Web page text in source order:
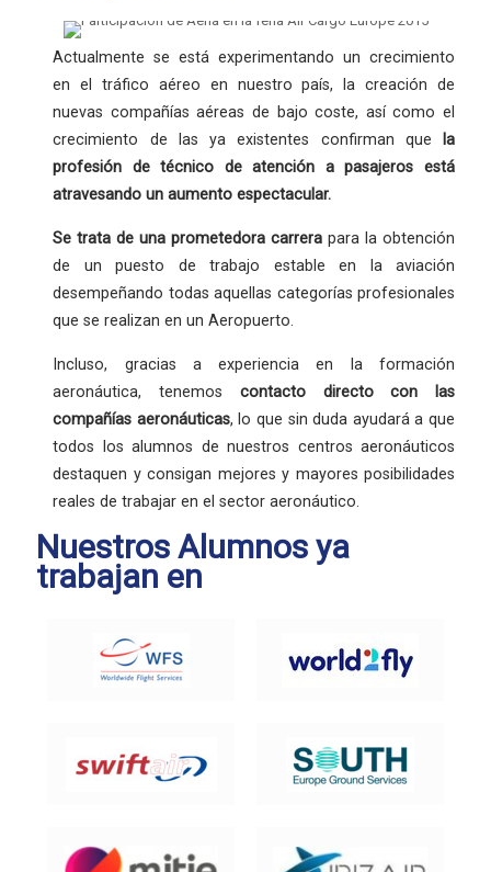
Actualmente se está experimentando un crecimiento
en el tráfico aéreo en nuestro país, la creación de
nuevas compañías aéreas de bajo coste, así como el
crecimiento de las ya existentes confirman que
la
profesión
de técnico de atención a pasajeros está
atravesando un aumento espectacular.
Se trata de unaprometedora carrera para la obtención
de un puesto de trabajo estable en la aviación
desempeñando todas aquellas categorías profesionales
que se realizan en un Aeropuerto.
Incluso, gracias a experiencia en la formación
aeronáutica, tenemos contacto directo con las
compañías aeronáuticas, lo que sin duda ayudará a que
todos los alumnos de nuestros centros aeronáuticos
destaquen y consigan mejores y mayores posibilidades
reales de trabajar en el sector aeronáutico.
Nuestros Alumnos ya
trabajan en